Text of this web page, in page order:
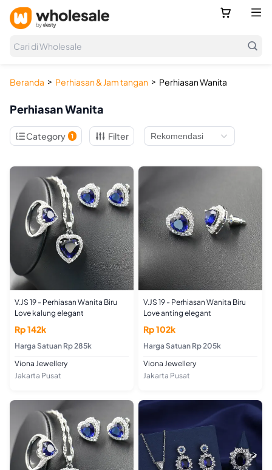
 
Cari di Wholesale 
Beranda > Perhiasan & Jam tangan > Perhiasan Wanita
Perhiasan Wanita
Category 1 Filter
V.JS 19 - Perhiasan Wanita Biru
Love kalung elegant
Rp 142k
Harga Satuan Rp 285k
Viona Jewellery
Jakarta Pusat
V.JS 19 - Perhiasan Wanita Biru
Love anting elegant
Rp 102k
Harga Satuan Rp 205k
Viona Jewellery
Jakarta Pusat